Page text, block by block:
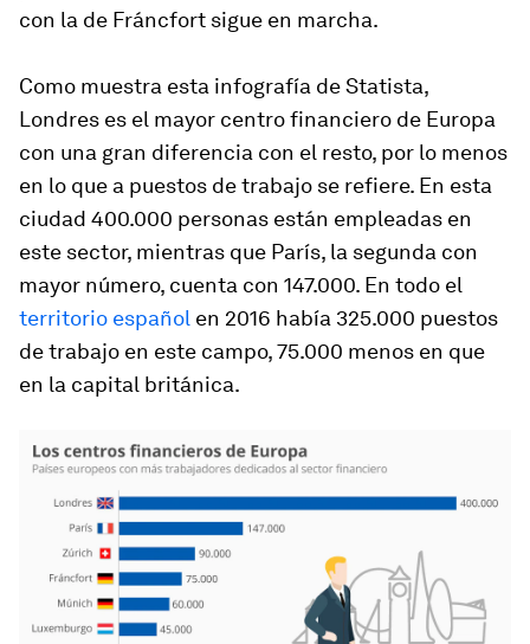
con la de Fráncfort sigue en marcha.
Como muestra esta infografía de Statista,
Londres es el mayor centro financiero de Europa
con una gran diferencia con el resto, por lo menos
en lo que a puestos de trabajo se refiere. En esta
ciudad 400.000 personas están empleadas en
este sector, mientras que París, la segunda con
mayor número, cuenta con 147.000. En todo el
territorio español en 2016 había 325.000 puestos
de trabajo en este campo, 75.000 menos en que
en la capital británica.